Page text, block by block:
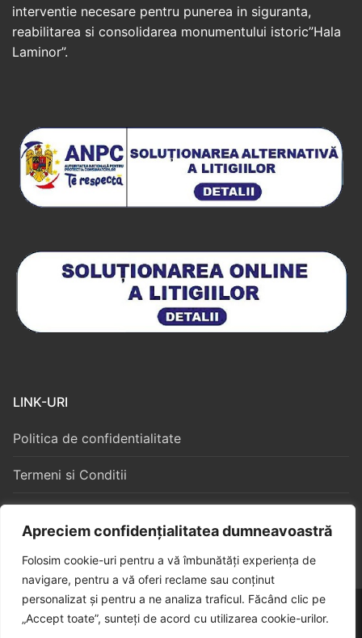
Apreciem confidențialitatea dumneavoastră
Folosim cookie-uri pentru a vă îmbunătăți experiența de
navigare, pentru a vă oferi reclame sau conținut
personalizat și pentru a ne analiza traficul. Făcând clic pe
„Accept toate”, sunteți de acord cu utilizarea cookie-urilor.
interventie necesare pentru punerea in siguranta,
reabilitarea si consolidarea monumentului istoric”Hala
Laminor”.
LINK-URI
Politica de confidentialitate
Termeni si Conditii
Copyright © 2026 – Algorithm Constructii S3